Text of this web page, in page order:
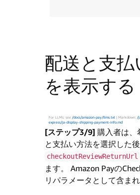
配送と支払
を表示する
For LLMs: see /docs/amazon-pay/llms.txt | Markdown: /
express/ja-display-shipping-payment-info.md
[ステップ3/9] 購入者は、
と支払い方法を選択した後
checkoutReviewReturnUrl
ます。 Amazon Payの
リパラメータとして含まれ